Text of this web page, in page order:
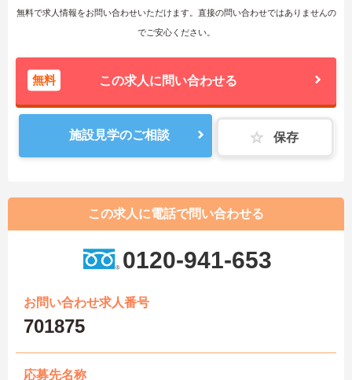
無料で求人情報をお問い合わせいただけます。直接の問い合わせではありませんの
でご安心ください。
無料 この求人に問い合わせる
施設見学のご相談 保存
この求人に電話で問い合わせる
0120-941-653
お問い合わせ求人番号
701875
応募先名称